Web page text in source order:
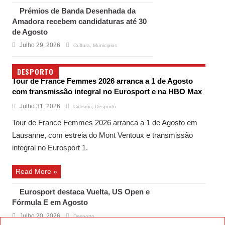
Prémios de Banda Desenhada da
Amadora recebem candidaturas até 30
de Agosto
Julho 29, 2026 Cultura Municipios
DESPORTO
Tour de France Femmes 2026 arranca a 1 de Agosto
com transmissão integral no Eurosport e na HBO Max
Julho 31, 2026 Ciclismo Desporto
Tour de France Femmes 2026 arranca a 1 de Agosto em
Lausanne, com estreia do Mont Ventoux e transmissão
integral no Eurosport 1.
Read More »
Eurosport destaca Vuelta, US Open e
Fórmula E em Agosto
Julho 20, 2026 Desporto